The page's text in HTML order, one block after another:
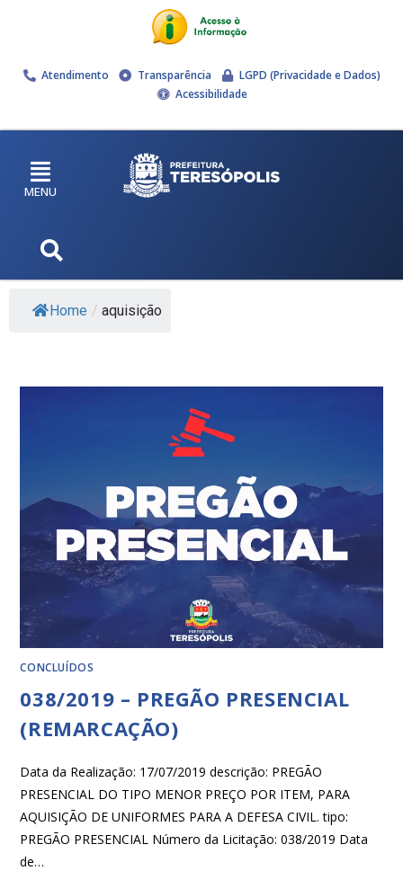
Atendimento Transparência
LGPD (Privacidade e Dados)
Acessibilidade
MENU
Home / aquisição
CONCLUÍDOS
038/2019 – PREGÃO PRESENCIAL
(REMARCAÇÃO)
Data da Realização: 17/07/2019 descrição: PREGÃO
PRESENCIAL DO TIPO MENOR PREÇO POR ITEM, PARA
AQUISIÇÃO DE UNIFORMES PARA A DEFESA CIVIL. tipo:
PREGÃO PRESENCIAL Número da Licitação: 038/2019 Data
de…